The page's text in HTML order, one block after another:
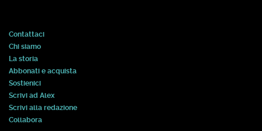
Contattaci
Chi siamo
La storia
Abbonati e acquista
Sostienici
Scrivi ad Alex
Scrivi alla redazione
Collabora